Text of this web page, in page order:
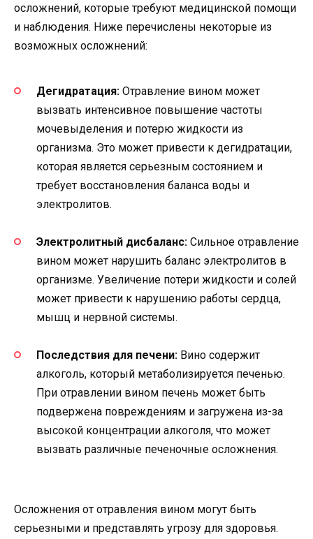
осложнений, которые требуют медицинской помощи
и наблюдения. Ниже перечислены некоторые из
возможных осложнений:
Дегидратация: Отравление вином может
вызвать интенсивное повышение частоты
мочевыделения и потерю жидкости из
организма. Это может привести к дегидратации,
которая является серьезным состоянием и
требует восстановления баланса воды и
электролитов.
Электролитный дисбаланс: Сильное отравление
вином может нарушить баланс электролитов в
организме. Увеличение потери жидкости и солей
может привести к нарушению работы сердца,
мышц и нервной системы.
Последствия для печени: Вино содержит
алкоголь, который метаболизируется печенью.
При отравлении вином печень может быть
подвержена повреждениям и загружена из-за
высокой концентрации алкоголя, что может
вызвать различные печеночные осложнения.
Осложнения от отравления вином могут быть
серьезными и представлять угрозу для здоровья.